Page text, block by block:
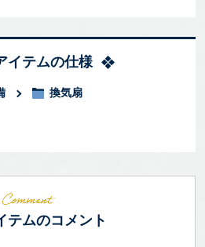
イテムの仕様
換気扇
テムのコメント